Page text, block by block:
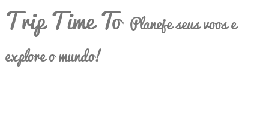
Trip Time To Planeje seus voos e
explore o mundo!